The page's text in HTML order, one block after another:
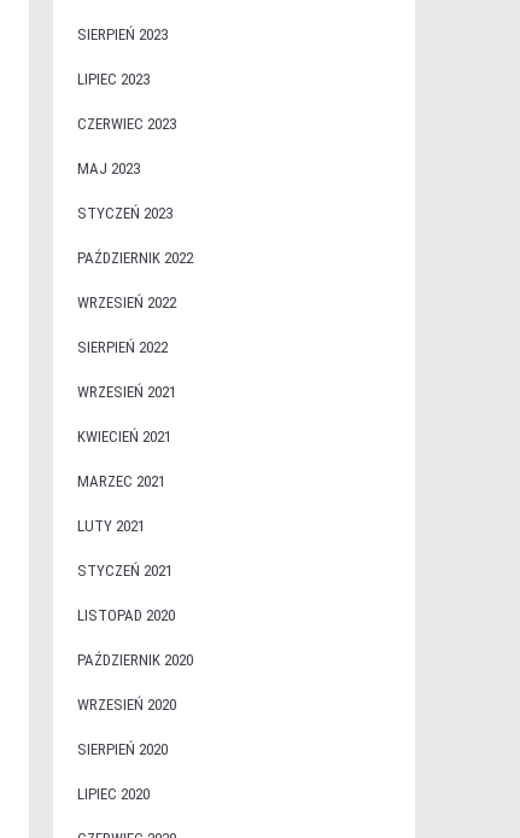
SIERPIEŃ 2023
LIPIEC 2023
CZERWIEC 2023
MAJ 2023
STYCZEŃ 2023
PAŹDZIERNIK 2022
WRZESIEŃ 2022
SIERPIEŃ 2022
WRZESIEŃ 2021
KWIECIEŃ 2021
MARZEC 2021
LUTY 2021
STYCZEŃ 2021
LISTOPAD 2020
PAŹDZIERNIK 2020
WRZESIEŃ 2020
SIERPIEŃ 2020
LIPIEC 2020